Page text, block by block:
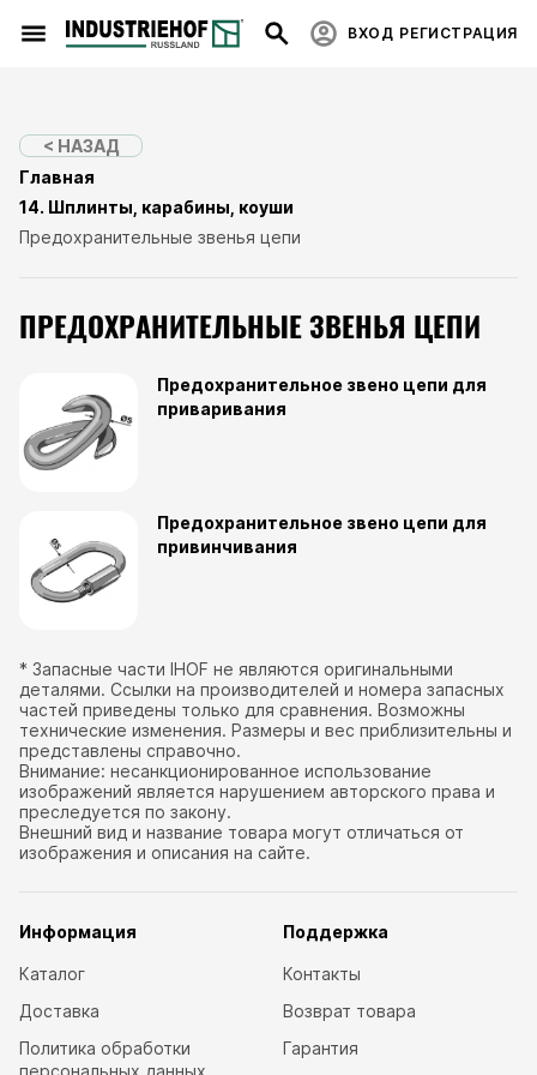
ВХОД РЕГИСТРАЦИЯ
< НАЗАД
Главная
14. Шплинты, карабины, коуши
Предохранительные звенья цепи
ПРЕДОХРАНИТЕЛЬНЫЕ ЗВЕНЬЯ ЦЕПИ
Предохранительное звено цепи для
приваривания
Предохранительное звено цепи для
привинчивания
* Запасные части IHOF не являются оригинальными
деталями. Ссылки на производителей и номера запасных
частей приведены только для сравнения. Возможны
технические изменения. Размеры и вес приблизительны и
представлены справочно.
Внимание: несанкционированное использование
изображений является нарушением авторского права и
преследуется по закону.
Внешний вид и название товара могут отличаться от
изображения и описания на сайте.
Информация
Каталог
Доставка
Политика обработки
персональных данных
Поддержка
Контакты
Возврат товара
Гарантия